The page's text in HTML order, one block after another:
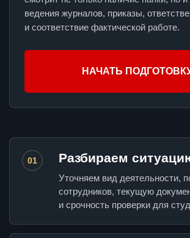
ведения журналов, приказы,
и соответствие фактической работе.
НАЧАТЬ
01 Разбираем
Уточняем вид деятельности,
сотрудников, текущую
и срочность проверки для